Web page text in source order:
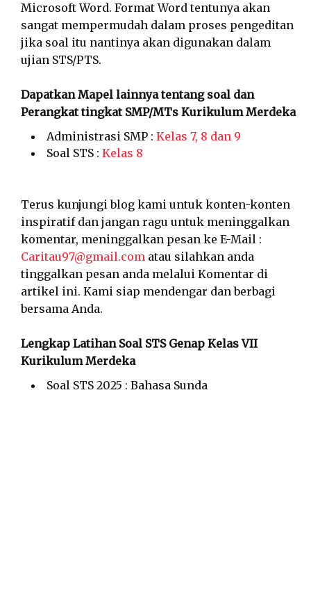
Microsoft Word. Format Word tentunya akan
sangat mempermudah dalam proses pengeditan
jika soal itu nantinya akan digunakan dalam
ujian STS/PTS.
Dapatkan Mapel lainnya tentang soal dan
Perangkat tingkat SMP/MTs Kurikulum Merdeka
Administrasi SMP : Kelas 7, 8 dan 9
Soal STS : Kelas 8
Terus kunjungi blog kami untuk konten-konten
inspiratif dan jangan ragu untuk meninggalkan
komentar, meninggalkan pesan ke E-Mail :
Caritau97@gmail.com atau silahkan anda
tinggalkan pesan anda melalui Komentar di
artikel ini. Kami siap mendengar dan berbagi
bersama Anda.
Lengkap Latihan Soal STS Genap Kelas VII
Kurikulum Merdeka
Soal STS 2025 : Bahasa Sunda